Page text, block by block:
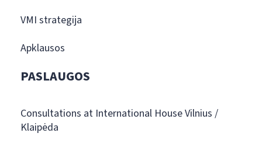
VMI strategija
Apklausos
PASLAUGOS
Consultations at International House Vilnius /
Klaipėda